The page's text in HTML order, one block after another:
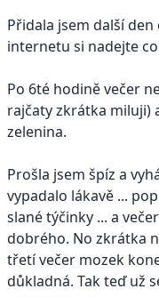
Přidala jsem další
internetu si nadejte
Po 6té hodině večer
rajčaty zkrátka miluji)
zelenina.
Prošla jsem špíz a
vypadalo lákavě ...
slané týčinky ... a
dobrého. No zkrátka
třetí večer mozek
důkladná. Tak teď už